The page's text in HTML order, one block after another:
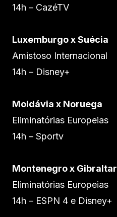
14h – CazéTV
Luxemburgo x Suécia
Amistoso Internacional
14h – Disney+
Moldávia x Noruega
Eliminatórias Europeias
14h – Sportv
Montenegro x Gibraltar
Eliminatórias Europeias
14h – ESPN 4 e Disney+